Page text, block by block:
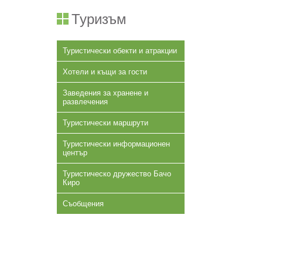
Туризъм
Туристически обекти и атракции
Хотели и къщи за гости
Заведения за хранене и
развлечения
Туристически маршрути
Туристически информационен
център
Туристическо дружество Бачо
Киро
Съобщения